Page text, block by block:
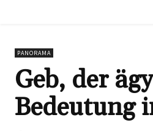
PANORAMA
Geb, der
Bedeutung